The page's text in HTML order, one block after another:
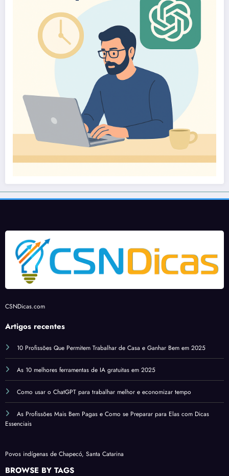
CSNDicas.com
Artigos recentes
10 Profissões Que Permitem Trabalhar de Casa e Ganhar Bem em 2025
As 10 melhores ferramentas de IA gratuitas em 2025
Como usar o ChatGPT para trabalhar melhor e economizar tempo
As Profissões Mais Bem Pagas e Como se Preparar para Elas com Dicas
Essenciais
Povos indígenas de Chapecó, Santa Catarina
BROWSE BY TAGS